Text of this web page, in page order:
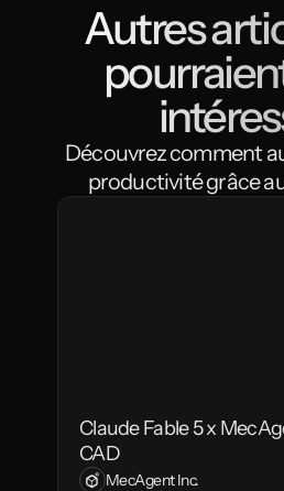
Autres
Découvrez comment
productivité grâce
Claude Fable 5 x
CAD
MecAgent Inc.